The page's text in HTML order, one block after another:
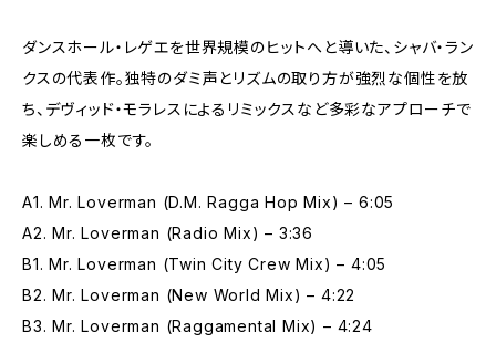
ダンスホール・レゲエを世界規模のヒットへと導いた、シャバ・ラン
クスの代表作。独特のダミ声とリズムの取り方が強烈な個性を放
ち、デヴィッド・モラレスによるリミックスなど多彩なアプローチで
楽しめる一枚です。
A1. Mr. Loverman (D.M. Ragga Hop Mix) – 6:05
A2. Mr. Loverman (Radio Mix) – 3:36
B1. Mr. Loverman (Twin City Crew Mix) – 4:05
B2. Mr. Loverman (New World Mix) – 4:22
B3. Mr. Loverman (Raggamental Mix) – 4:24